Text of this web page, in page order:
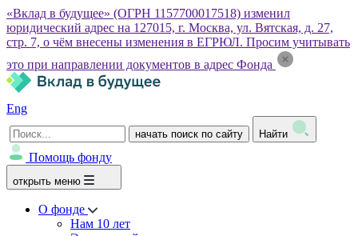
«Вклад в будущее» (ОГРН 1157700017518) изменил
юридический адрес на 127015, г. Москва, ул. Вятская, д. 27,
стр. 7, о чём внесены изменения в ЕГРЮЛ. Просим учитывать
это при направлении документов в адрес Фонда
Eng
начать поиск по сайту Найти
Помощь фонду
открыть меню
О фонде
Нам 10 лет